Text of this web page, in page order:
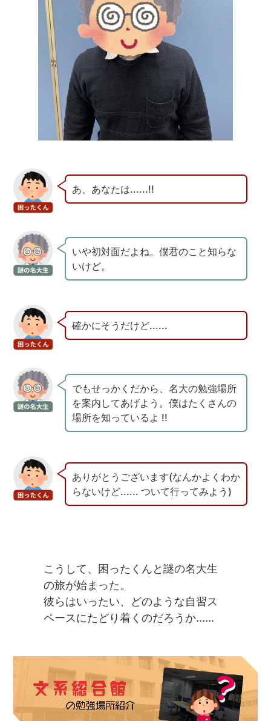
あ、あなたは......!!
いや初対面だよね。僕君のこと知らな
いけど。
確かにそうだけど......
でもせっかくだから、名大の勉強場所
を案内してあげよう。僕はたくさんの
場所を知っているよ !!
ありがとうございます(なんかよくわか
らないけど...... ついて行ってみよう)
こうして、困ったくんと謎の名大生
の旅が始まった。
彼らはいったい、どのような自習ス
ペースにたどり着くのだろうか......